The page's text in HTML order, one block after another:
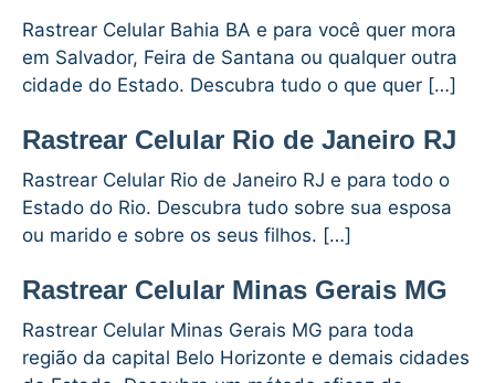
Rastrear Celular Bahia BA e para você quer mora
em Salvador, Feira de Santana ou qualquer outra
cidade do Estado. Descubra tudo o que quer […]
Rastrear Celular Rio de Janeiro RJ
Rastrear Celular Rio de Janeiro RJ e para todo o
Estado do Rio. Descubra tudo sobre sua esposa
ou marido e sobre os seus filhos. […]
Rastrear Celular Minas Gerais MG
Rastrear Celular Minas Gerais MG para toda
região da capital Belo Horizonte e demais cidades